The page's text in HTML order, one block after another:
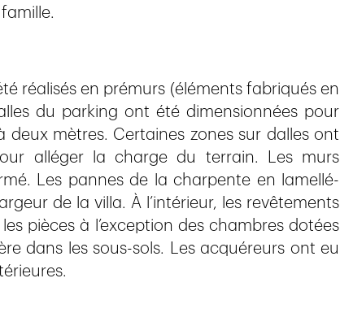
réalisés en prémurs (éléments fabriqués en
du parking ont été dimensionnées pour
deux mètres. Certaines zones sur dalles ont
alléger la charge du terrain. Les murs
Les pannes de la charpente en lamellé-
de la villa. À l’intérieur, les revêtements
pièces à l’exception des chambres dotées
dans les sous-sols. Les acquéreurs ont eu